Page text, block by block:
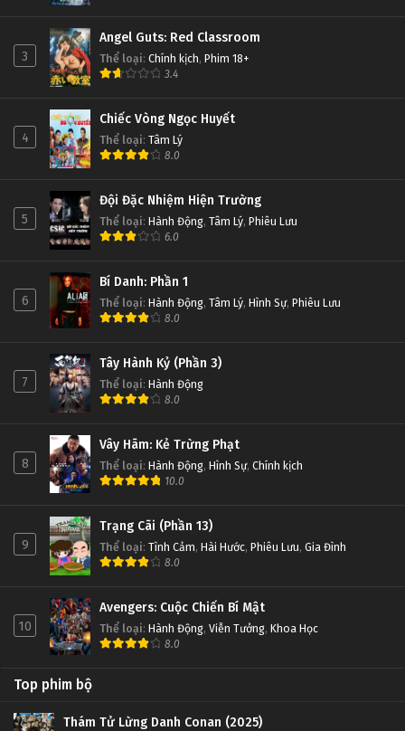
3
Angel Guts: Red Classroom
Thể loại: Chính kịch, Phim 18+
3.4
4
Chiếc Vòng Ngọc Huyết
Thể loại: Tâm Lý
8.0
5
Đội Đặc Nhiệm Hiện Trường
Thể loại: Hành Động, Tâm Lý, Phiêu Lưu
6.0
6
Bí Danh: Phần 1
Thể loại: Hành Động, Tâm Lý, Hình Sự, Phiêu Lưu
8.0
7
Tây Hành Kỷ (Phần 3)
Thể loại: Hành Động
8.0
8
Vây Hãm: Kẻ Trừng Phạt
Thể loại: Hành Động, Hình Sự, Chính kịch
10.0
9
Trạng Cãi (Phần 13)
Thể loại: Tình Cảm, Hài Hước, Phiêu Lưu, Gia Đình
8.0
10
Avengers: Cuộc Chiến Bí Mật
Thể loại: Hành Động, Viễn Tưởng, Khoa Học
8.0
Top phim bộ
Thám Tử Lừng Danh Conan (2025)